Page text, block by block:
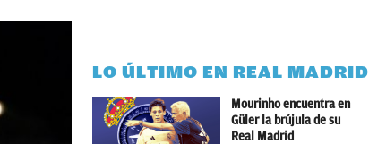
LO ÚLTIMO EN REAL MADRID
Mourinho encuentra en
Güler la brújula de su
Real Madrid